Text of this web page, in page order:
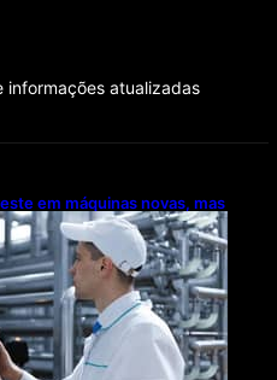
informações atualizadas
em máquinas novas, mas
avança lentamente